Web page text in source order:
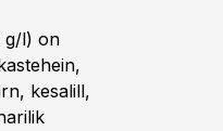
g/l) on
kesalill,